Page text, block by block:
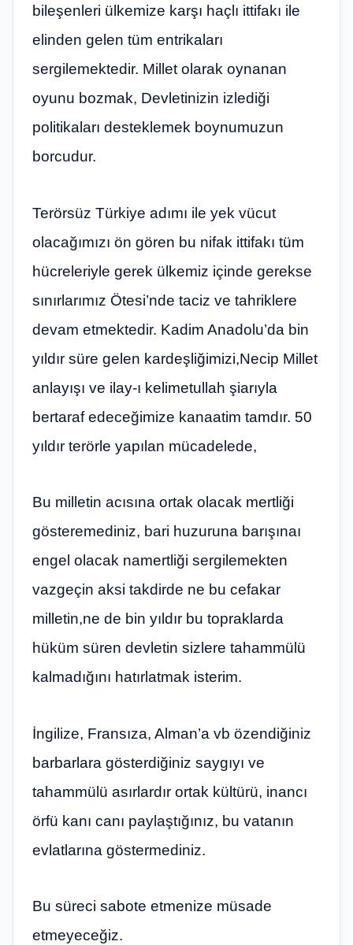
bileşenleri ülkemize karşı haçlı ittifakı ile
elinden gelen tüm entrikaları
sergilemektedir. Millet olarak oynanan
oyunu bozmak, Devletinizin izlediği
politikaları desteklemek boynumuzun
borcudur.
Terörsüz Türkiye adımı ile yek vücut
olacağımızı ön gören bu nifak ittifakı tüm
hücreleriyle gerek ülkemiz içinde gerekse
sınırlarımız Ötesi’nde taciz ve tahriklere
devam etmektedir. Kadim Anadolu’da bin
yıldır süre gelen kardeşliğimizi,Necip Millet
anlayışı ve ilay-ı kelimetullah şiarıyla
bertaraf edeceğimize kanaatim tamdır. 50
yıldır terörle yapılan mücadelede,
Bu milletin acısına ortak olacak mertliği
gösteremediniz, bari huzuruna barışınaı
engel olacak namertliği sergilemekten
vazgeçin aksi takdirde ne bu cefakar
milletin,ne de bin yıldır bu topraklarda
hüküm süren devletin sizlere tahammülü
kalmadığını hatırlatmak isterim.
İngilize, Fransıza, Alman’a vb özendiğiniz
barbarlara gösterdiğiniz saygıyı ve
tahammülü asırlardır ortak kültürü, inancı
örfü kanı canı paylaştığınız, bu vatanın
evlatlarına göstermediniz.
Bu süreci sabote etmenize müsade
etmeyeceğiz.